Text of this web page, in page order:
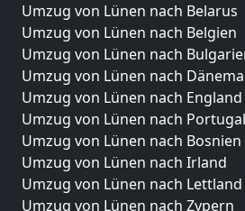
Umzug von Lünen nach Belarus
Umzug von Lünen nach Belgien
Umzug von Lünen nach
Umzug von Lünen nach
Umzug von Lünen nach England
Umzug von Lünen nach Portugal
Umzug von Lünen nach
Umzug von Lünen nach Irland
Umzug von Lünen nach Lettland
Umzug von Lünen nach Zypern